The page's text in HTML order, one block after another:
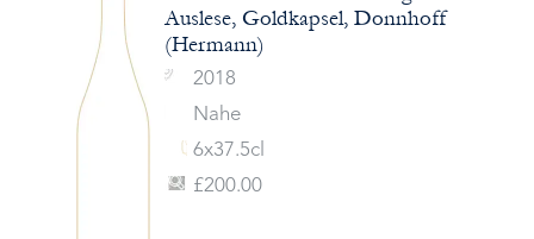
Auslese, Goldkapsel, Donnhoff
(Hermann)
2018
Nahe
6x37.5cl
£200.00